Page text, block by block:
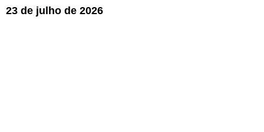
23 de julho de 2026